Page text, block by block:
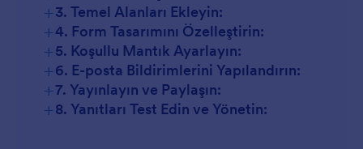
+3. Temel Alanları Ekleyin:
+4. Form Tasarımını Özelleştirin:
+5. Koşullu Mantık Ayarlayın:
+6. E-posta Bildirimlerini Yapılandırın:
+7. Yayınlayın ve Paylaşın:
+8. Yanıtları Test Edin ve Yönetin: